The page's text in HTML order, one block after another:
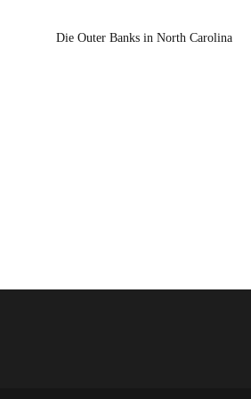
Die Outer Banks in North Carolina